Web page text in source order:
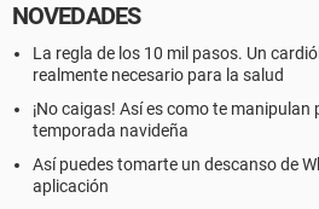
NOVEDADES
La regla de los 10 mil pasos. Un
realmente necesario para la salud
¡No caigas! Así es como te
temporada navideña
Así puedes tomarte un descanso de
aplicación